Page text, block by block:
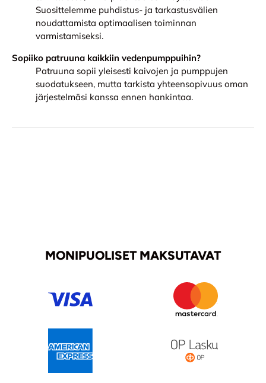
Suosittelemme puhdistus- ja tarkastusvälien
noudattamista optimaalisen toiminnan
varmistamiseksi.
Sopiiko patruuna kaikkiin vedenpumppuihin?
Patruuna sopii yleisesti kaivojen ja pumppujen
suodatukseen, mutta tarkista yhteensopivuus oman
järjestelmäsi kanssa ennen hankintaa.
MONIPUOLISET MAKSUTAVAT